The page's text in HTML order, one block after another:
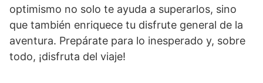
optimismo no solo te ayuda a superarlos, sino
que también enriquece tu disfrute general de la
aventura. Prepárate para lo inesperado y, sobre
todo, ¡disfruta del viaje!